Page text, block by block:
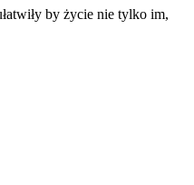
by życie nie tylko im,